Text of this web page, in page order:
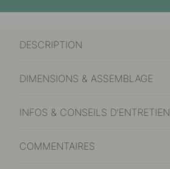
DESCRIPTION
DIMENSIONS & ASSEMBLAGE
INFOS & CONSEILS D'ENTRETIEN
COMMENTAIRES